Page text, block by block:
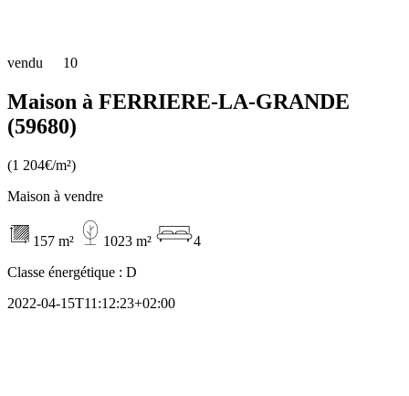
vendu 10
Maison à FERRIERE-LA-GRANDE
(59680)
(1 204€/m²)
Maison à vendre
157 m² 1023 m²
4
Classe énergétique : D
2022-04-15T11:12:23+02:00